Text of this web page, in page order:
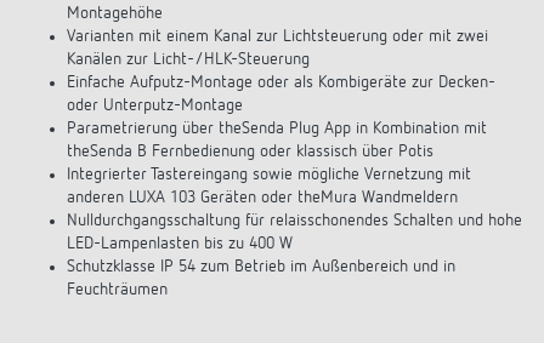
Montagehöhe
Varianten mit einem Kanal zur Lichtsteuerung oder mit zwei
Kanälen zur Licht-/HLK-Steuerung
Einfache Aufputz-Montage oder als Kombigeräte zur Decken-
oder Unterputz-Montage
Parametrierung über theSenda Plug App in Kombination mit
theSenda B Fernbedienung oder klassisch über Potis
Integrierter Tastereingang sowie mögliche Vernetzung mit
anderen LUXA 103 Geräten oder theMura Wandmeldern
Nulldurchgangsschaltung für relaisschonendes Schalten und hohe
LED-Lampenlasten bis zu 400 W
Schutzklasse IP 54 zum Betrieb im Außenbereich und in
Feuchträumen